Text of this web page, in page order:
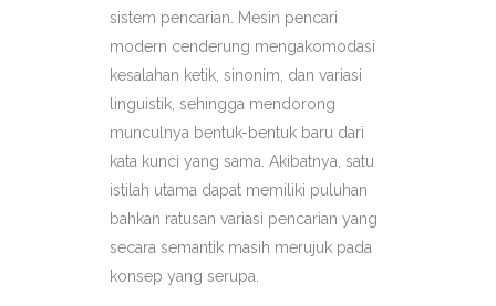
sistem pencarian. Mesin pencari
modern cenderung mengakomodasi
kesalahan ketik, sinonim, dan variasi
linguistik, sehingga mendorong
munculnya bentuk-bentuk baru dari
kata kunci yang sama. Akibatnya, satu
istilah utama dapat memiliki puluhan
bahkan ratusan variasi pencarian yang
secara semantik masih merujuk pada
konsep yang serupa.